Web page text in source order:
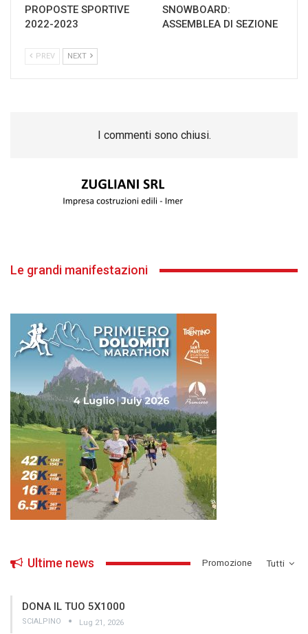
PROPOSTE SPORTIVE
2022-2023
SNOWBOARD:
ASSEMBLEA DI SEZIONE
PREV NEXT
I commenti sono chiusi.
Le grandi manifestazioni
Tutti
Ultime news ­Promozione
DONA IL TUO 5X1000
SCIALPINO Lug 21, 2026